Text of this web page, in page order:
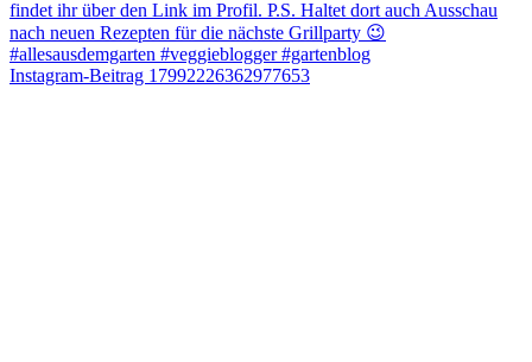
Instagram-Beitrag 17992226362977653